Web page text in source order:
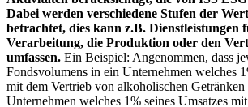
Dabei werden verschiedene Stufen der
betrachtet, dies kann z.B. Dienstleistungen
Verarbeitung, die Produktion oder den
umfassen. Ein Beispiel: Angenommen, dass
Fondsvolumens in ein Unternehmen welches
mit dem Vertrieb von alkoholischen Getränken
Unternehmen welches 1% seines Umsatzes